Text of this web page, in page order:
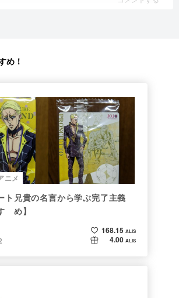
め！
ニメ
ト兄貴の名言から学ぶ完了主義
ゝめ】
168.15 ALIS
4.00 ALIS